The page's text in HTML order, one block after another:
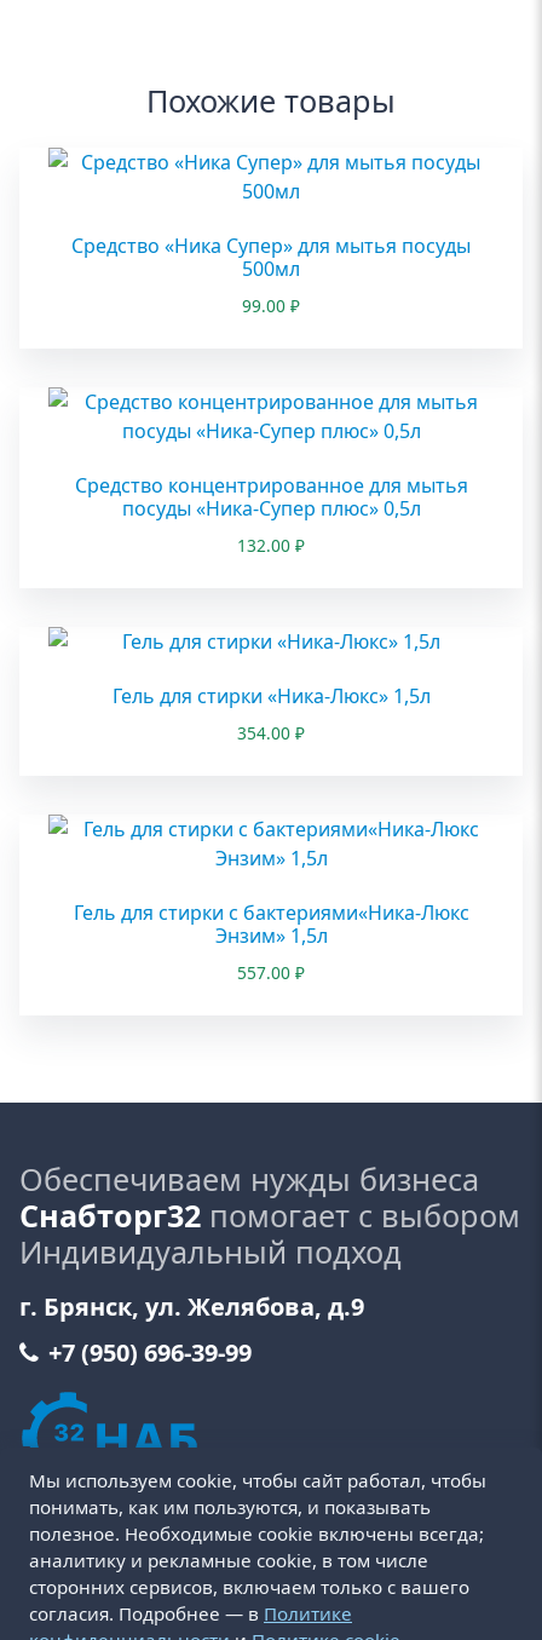
Похожие товары
Средство «Ника Супер» для мытья посуды
500мл
99.00 ₽
Средство концентрированное для мытья
посуды «Ника-Супер плюс» 0,5л
132.00 ₽
Гель для стирки «Ника-Люкс» 1,5л
354.00 ₽
Гель для стирки с бактериями«Ника-Люкс
Энзим» 1,5л
557.00 ₽
Обеспечиваем нужды бизнеса
Снабторг32 помогает с выбором
Индивидуальный подход
г. Брянск, ул. Желябова, д.9
+7 (950) 696-39-99
Пользовательское соглашение
Политика cookie
Политика конфиденциальности Оферта
Мы используем cookie, чтобы сайт работал, чтобы
понимать, как им пользуются, и показывать
полезное. Необходимые cookie включены всегда;
аналитику и рекламные cookie, в том числе
сторонних сервисов, включаем только с вашего
согласия. Подробнее — в Политике